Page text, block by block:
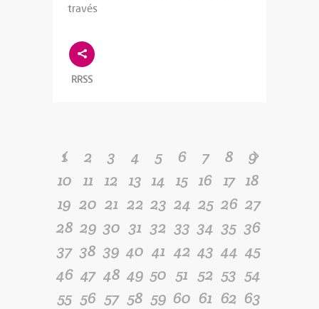
través
RRSS
1 2 3 4 5 6 7 8
9
10 11 12 13 14 15 16 17 18
19 20 21 22 23 24 25 26 27
28 29 30 31 32 33 34 35 36
37 38 39 40 41 42 43 44 45
46 47 48 49 50 51 52 53 54
55 56 57 58 59 60 61 62 63